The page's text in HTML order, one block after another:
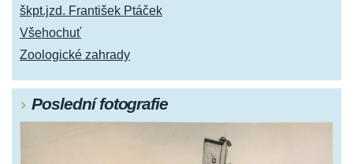
škpt.jzd. František Ptáček
Všehochuť
Zoologické zahrady
Poslední fotografie